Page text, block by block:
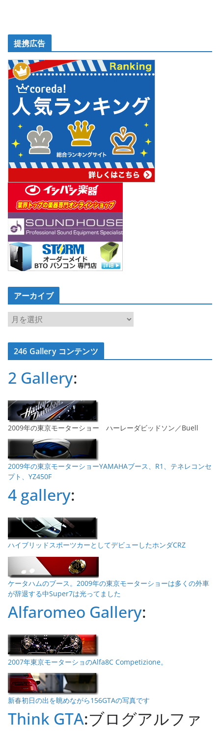
提携広告
アーカイブ
ア
ー
カ
イ246 Gallery コンテンツ
2 Gallery:
2009年の東京モーターショー ハーレーダビッドソン／Buell
2009年の東京モーターショーYAMAHAブース、R1、テネレコンセ
プト、YZ450F
4 gallery:
ハイブリッドスポーツカーとしてデビューしたホンダCRZ
ケータハムのブース。2009年の東京モーターショーは多くの外車
が辞退する中Super7は光ってました
Alfaromeo Gallery:
2007年東京モーターショのAlfa8C Competizione。
新春初日の出を眺めながら156GTAの写真です
Think GTA:ブログアルファ